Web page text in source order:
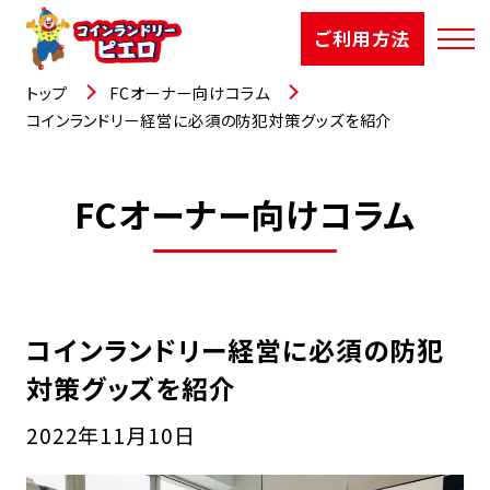
ご利用方法
店舗検索
選ばれる理由
お知らせ
トップ
FCオーナー向けコラム
コインランドリー経営に必須の防犯対策グッズを紹介
FCオーナー向けコラム
コインランドリー経営に必須の防犯
対策グッズを紹介
2022年11月10日